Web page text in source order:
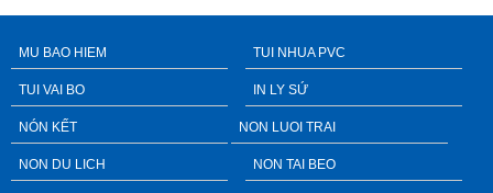
MU BAO HIEM TUI NHUA PVC
TUI VAI BO IN LY SỨ
NÓN KẾT NON LUOI TRAI
NON DU LICH NON TAI BEO